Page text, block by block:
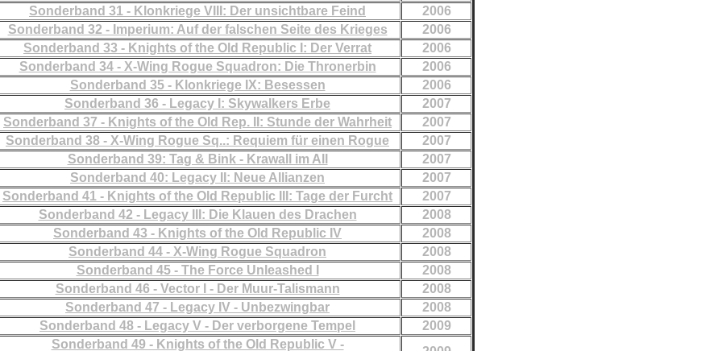
Sonderband 31 - Klonkriege VIII: Der unsichtbare Feind
2006
Sonderband 32 - Imperium: Auf der falschen Seite des Krieges
2006
Sonderband 33 - Knights of the Old Republic I: Der Verrat
2006
Sonderband 34 - X-Wing Rogue Squadron: Die Thronerbin
2006
Sonderband 35 - Klonkriege IX: Besessen
2006
Sonderband 36 - Legacy I: Skywalkers Erbe
2007
Sonderband 37 - Knights of the Old Rep. II: Stunde der Wahrheit
2007
Sonderband 38 - X-Wing Rogue Sq..: Requiem für einen Rogue
2007
Sonderband 39: Tag & Bink - Krawall im All
2007
Sonderband 40: Legacy II: Neue Allianzen
2007
Sonderband 41 - Knights of the Old Republic III: Tage der Furcht
2007
Sonderband 42 - Legacy III: Die Klauen des Drachen
2008
Sonderband 43 - Knights of the Old Republic IV
2008
Sonderband 44 - X-Wing Rogue Squadron
2008
Sonderband 45 - The Force Unleashed I
2008
Sonderband 46 - Vector I - Der Muur-Talismann
2008
Sonderband 47 - Legacy IV - Unbezwingbar
2008
Sonderband 48 - Legacy V - Der verborgene Tempel
2009
Sonderband 49 - Knights of the Old Republic V -